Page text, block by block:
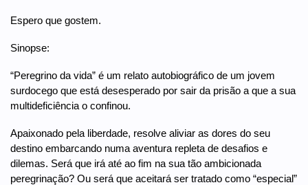
Espero que gostem.
Sinopse:
“Peregrino da vida” é um relato autobiográfico de um jovem
surdocego que está desesperado por sair da prisão a que a sua
multideficiência o confinou.
Apaixonado pela liberdade, resolve aliviar as dores do seu
destino embarcando numa aventura repleta de desafios e
dilemas. Será que irá até ao fim na sua tão ambicionada
peregrinação? Ou será que aceitará ser tratado como “especial”